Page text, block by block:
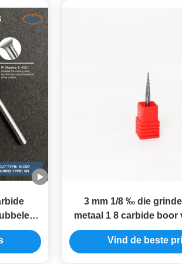
en
3 mm 1/8 ‰ die
metaal 1 8 carbide boor
staal
Vind de beste